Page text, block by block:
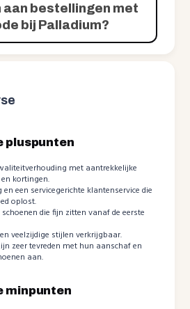
aan bestellingen met
bij Palladium?
pluspunten
met aantrekkelijke
kortingen.
en een servicegerichte klantenservice die
oplost.
die fijn zitten vanaf de eerste
veelzijdige stijlen verkrijgbaar.
zeer tevreden met hun aanschaf en
aan.
minpunten